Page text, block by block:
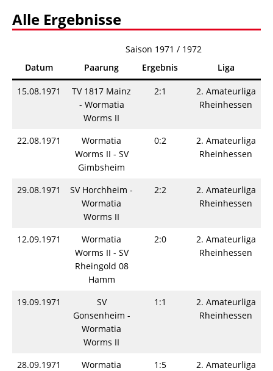
Alle Ergebnisse
Saison 1971 / 1972
Datum
Paarung Ergebnis Liga
15.08.1971
TV 1817 Mainz
- Wormatia
Worms II
2:1
2. Amateurliga
Rheinhessen
22.08.1971
Wormatia
Worms II - SV
Gimbsheim
0:2
2. Amateurliga
Rheinhessen
29.08.1971
SV Horchheim -
Wormatia
Worms II
2:2
2. Amateurliga
Rheinhessen
12.09.1971
Wormatia
Worms II - SV
Rheingold 08
Hamm
2:0
2. Amateurliga
Rheinhessen
19.09.1971
SV
Gonsenheim -
Wormatia
Worms II
1:1
2. Amateurliga
Rheinhessen
28.09.1971
Wormatia
1:5
2. Amateurliga